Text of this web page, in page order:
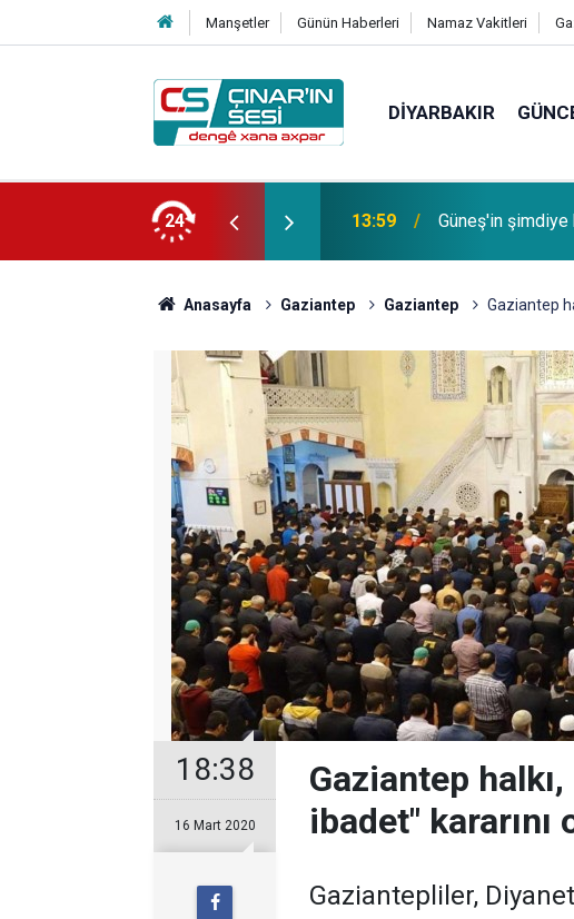
Manşetler Günün Haberleri Namaz Vakitleri
DIYARBAKIR
24 11:30
Bağacık
etmiştir
Anasayfa Gaziantep Gaziantep Gaziantep
18:38
16 Mart 2020
Gaziantep
ibadet" kararını
Gaziantepliler,